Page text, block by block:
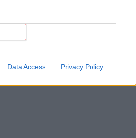
Data Access Privacy Policy